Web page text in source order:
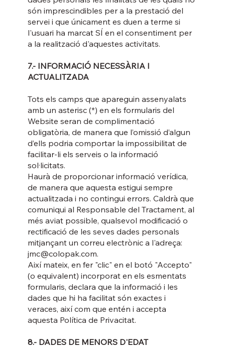
són imprescindibles per a la prestació del
servei i que únicament es duen a terme si
l'usuari ha marcat SÍ en el consentiment per
a la realització d'aquestes activitats.
7.- INFORMACIÓ NECESSÀRIA I
ACTUALITZADA
Tots els camps que apareguin assenyalats
amb un asterisc (*) en els formularis del
Website seran de complimentació
obligatòria, de manera que l’omissió d’algun
d’ells podria comportar la impossibilitat de
facilitar-li els serveis o la informació
sol·licitats.
Haurà de proporcionar informació verídica,
de manera que aquesta estigui sempre
actualitzada i no contingui errors. Caldrà que
comuniqui al Responsable del Tractament, al
més aviat possible, qualsevol modificació o
rectificació de les seves dades personals
mitjançant un correu electrònic a l'adreça:
jmc@colopak.com.
Així mateix, en fer "clic" en el botó "Accepto"
(o equivalent) incorporat en els esmentats
formularis, declara que la informació i les
dades que hi ha facilitat són exactes i
veraces, així com que entén i accepta
aquesta Política de Privacitat.
8.- DADES DE MENORS D'EDAT